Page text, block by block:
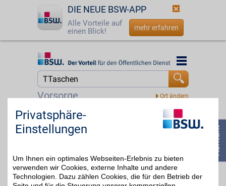
DIE NEUE BSW-APP
Alle Vorteile auf
einen Blick!
mehr erfahren
Startseite
☎ 0800 - 279 25 82
Vorsorge
Startseite
Zalando Gutschein
Privatsphäre-
Einstellungen
Um Ihnen ein optimales Webseiten-Erlebnis zu bieten
verwenden wir Cookies, externe Inhalte und andere
Technologien. Dazu zählen Cookies, die für den Betrieb der